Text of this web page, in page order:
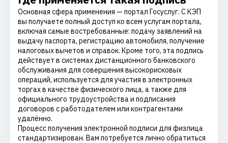
Основная сфера применения — портал Госуслуг. С КЭП
вы получаете полный доступ ко всем услугам портала,
включая самые востребованные: подачу заявлений на
выдачу паспорта, регистрацию автомобиля, получение
налоговых вычетов и справок. Кроме того, эта подпись
действует в системах дистанционного банковского
обслуживания для совершения высокорисковых
операций, используется для участия в электронных
торгах в качестве физического лица, а также для
официального трудоустройства и подписания
договоров с работодателем или контрагентами
удалённо.
Процесс получения электронной подписи для физлица
стандартизирован. Вам потребуется лично обратиться